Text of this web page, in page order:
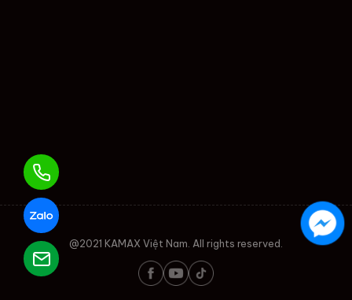
@2021 KAMAX Việt Nam. All rights reserved.